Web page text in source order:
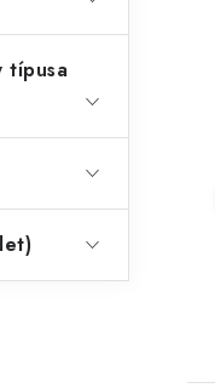
típusa